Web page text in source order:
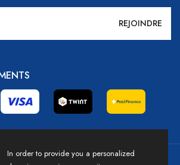
In order to provide you a personalized